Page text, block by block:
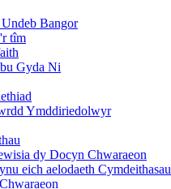
Bangor
tîm
Gyda Ni
Ymddiriedolwyr
dy Docyn Chwaraeon
eich aelodaeth Cymdeithasau